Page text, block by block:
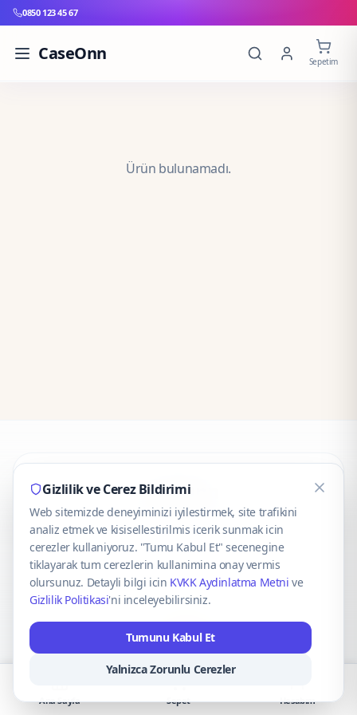
0850 123 45 67
CaseOnn Sepetim
Ürün bulunamadı.
CaseOnn
© 2025 CaseOnn. Tüm hakları saklıdır.
VISA Mastercard
Gizlilik ve Cerez Bildirimi
Web sitemizde deneyiminizi iyilestirmek, site trafikini
analiz etmek ve kisisellestirilmis icerik sunmak icin
cerezler kullaniyoruz. "Tumu Kabul Et" secenegine
tiklayarak tum cerezlerin kullanimina onay vermis
olursunuz. Detayli bilgi icin KVKK Aydinlatma Metni ve
Gizlilik Politikasi'ni inceleyebilirsiniz.
Tumunu Kabul Et
Yalnizca Zorunlu Cerezler
Ana Sayfa Sepet Hesabım